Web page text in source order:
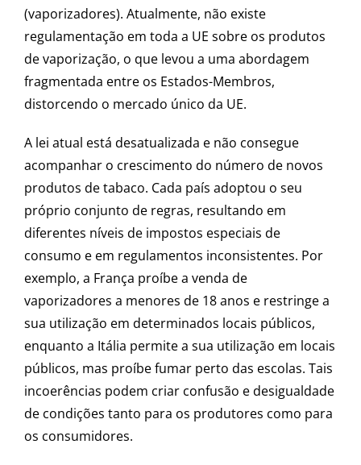
(vaporizadores). Atualmente, não existe
regulamentação em toda a UE sobre os produtos
de vaporização, o que levou a uma abordagem
fragmentada entre os Estados-Membros,
distorcendo o mercado único da UE.
A lei atual está desatualizada e não consegue
acompanhar o crescimento do número de novos
produtos de tabaco. Cada país adoptou o seu
próprio conjunto de regras, resultando em
diferentes níveis de impostos especiais de
consumo e em regulamentos inconsistentes. Por
exemplo, a França proíbe a venda de
vaporizadores a menores de 18 anos e restringe a
sua utilização em determinados locais públicos,
enquanto a Itália permite a sua utilização em locais
públicos, mas proíbe fumar perto das escolas. Tais
incoerências podem criar confusão e desigualdade
de condições tanto para os produtores como para
os consumidores.